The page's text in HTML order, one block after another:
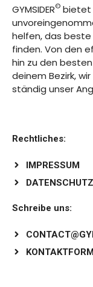
GYMSIDER© bietet
helfen, das
finden. Von den
hin zu den
deinem Bezirk,
ständig unser
Rechtliches:
IMPRESSUM
Schreibe uns: